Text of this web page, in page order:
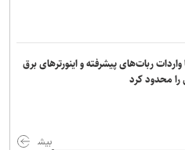
واردات ربات‌های پیشرفته و اینورترهای برق
را محدود کرد
بیش